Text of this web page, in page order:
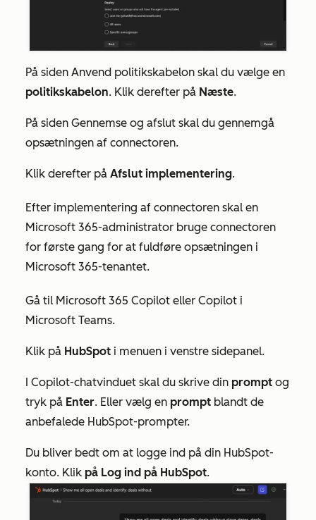
På siden Anvend politikskabelon skal du vælge en
politikskabelon. Klik derefter på Næste.
På siden Gennemse og afslut skal du gennemgå
opsætningen af connectoren.
Klik derefter på Afslut implementering.
Efter implementering af connectoren skal en
Microsoft 365-administrator bruge connectoren
for første gang for at fuldføre opsætningen i
Microsoft 365-tenantet.
Gå til Microsoft 365 Copilot eller Copilot i
Microsoft Teams.
Klik på HubSpot i menuen i venstre sidepanel.
I Copilot-chatvinduet skal du skrive din prompt og
tryk på Enter. Eller vælg en prompt blandt de
anbefalede HubSpot-prompter.
Du bliver bedt om at logge ind på din HubSpot-
konto. Klik på Log ind på HubSpot.